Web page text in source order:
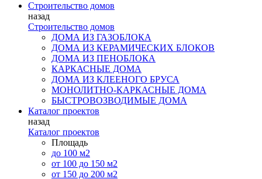
Строительство домов
назад
Строительство домов
ДОМА ИЗ ГАЗОБЛОКА
ДОМА ИЗ КЕРАМИЧЕСКИХ БЛОКОВ
ДОМА ИЗ ПЕНОБЛОКА
КАРКАСНЫЕ ДОМА
ДОМА ИЗ КЛЕЕНОГО БРУСА
МОНОЛИТНО-КАРКАСНЫЕ ДОМА
БЫСТРОВОЗВОДИМЫЕ ДОМА
Каталог проектов
назад
Каталог проектов
Площадь
до 100 м2
от 100 до 150 м2
от 150 до 200 м2